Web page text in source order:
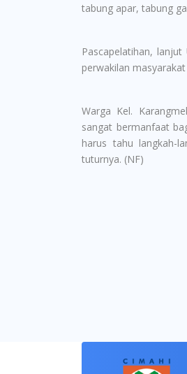
tabung apar, tabung
Pascapelatihan,
perwakilan
Warga Kel.
sangat bermanfaat
harus tahu langkah-
tuturnya. (NF)